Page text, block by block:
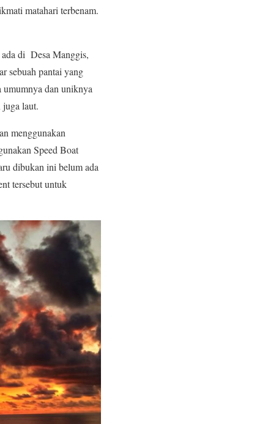
matahari terbenam.
di Desa Manggis,
sebuah pantai yang
umumnya dan uniknya
juga laut.
menggunakan
Speed Boat
dibukan ini belum ada
tersebut untuk